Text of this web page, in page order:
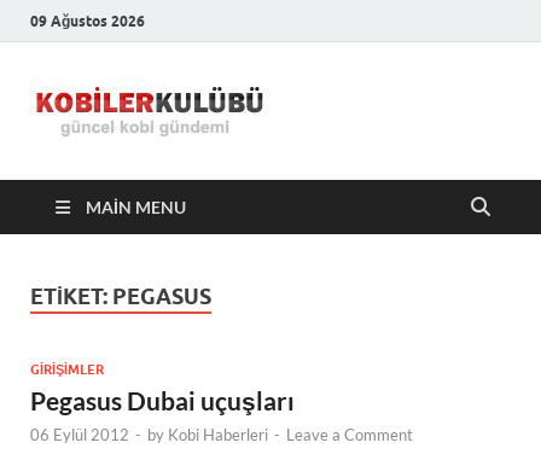
09 Ağustos 2026
Kulübü –
En Güncel
MAIN MENU
ETIKET: PEGASUS
GIRIŞIMLER
Pegasus Dubai uçuşları
06 Eylül 2012 - by Kobi Haberleri - Leave a Comment